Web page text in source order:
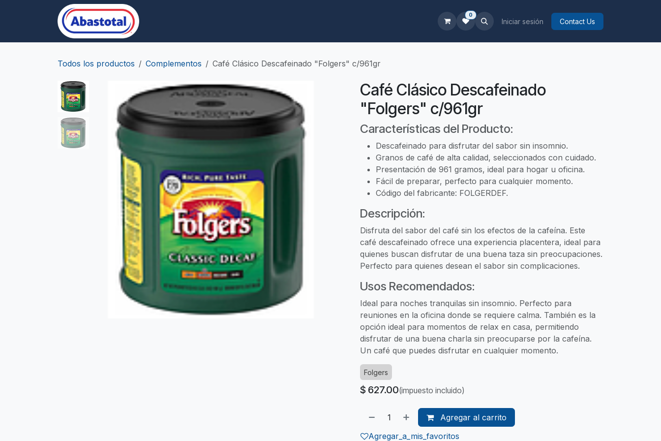
0
Iniciar sesión Contact Us
Todos los productos Complementos Café Clásico Descafeinado "Folgers" c/961gr
Café Clásico Descafeinado
"Folgers" c/961gr
Características del Producto:
Descafeinado para disfrutar del sabor sin insomnio.
Granos de café de alta calidad, seleccionados con cuidado.
Presentación de 961 gramos, ideal para hogar u oficina.
Fácil de preparar, perfecto para cualquier momento.
Código del fabricante: FOLGERDEF.
Descripción:
Disfruta del sabor del café sin los efectos de la cafeína. Este
café descafeinado ofrece una experiencia placentera, ideal para
quienes buscan disfrutar de una buena taza sin preocupaciones.
Perfecto para quienes desean el sabor sin complicaciones.
Usos Recomendados:
Ideal para noches tranquilas sin insomnio. Perfecto para
reuniones en la oficina donde se requiere calma. También es la
opción ideal para momentos de relax en casa, permitiendo
disfrutar de una buena charla sin preocuparse por la cafeína.
Un café que puedes disfrutar en cualquier momento.
Folgers
$ 627.00(impuesto incluido)
Agregar al carrito
Agregar_a_mis_favoritos